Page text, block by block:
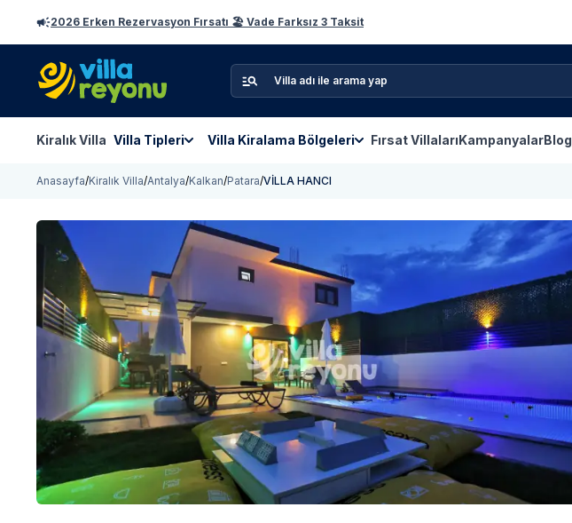
2026 Erken Rezervasyon Fırsatı 🏖️ Vade Farksız 3 Taksit
Kiralık Villa Villa Tipleri Villa Kiralama Bölgeleri Fırsat VillalarıKampanyalarBlog
Anasayfa/Kiralık Villa/Antalya/Kalkan/Patara/VİLLA HANCI